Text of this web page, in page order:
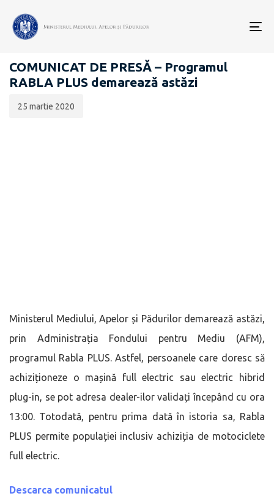
COMUNICATE DE PRESĂ
COMUNICAT DE PRESĂ – Programul
RABLA PLUS demarează astăzi
publicării:
25 martie 2020
Ministerul Mediului, Apelor și Pădurilor demarează astăzi,
prin Administrația Fondului pentru Mediu (AFM),
programul Rabla PLUS. Astfel, persoanele care doresc să
achiziționeze o mașină full electric sau electric hibrid
plug-in, se pot adresa dealer-ilor validați începând cu ora
13:00. Totodată, pentru prima dată în istoria sa, Rabla
PLUS permite populației inclusiv achiziția de motociclete
full electric.
Descarca comunicatul